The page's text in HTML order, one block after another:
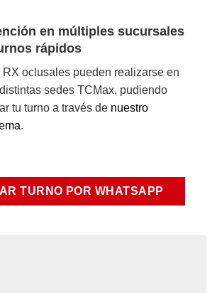
en múltiples sucursales
rápidos
RX oclusales pueden realizarse en
sedes TCMax, pudiendo
tu turno a través de nuestro
.
TURNO POR WHATSAPP